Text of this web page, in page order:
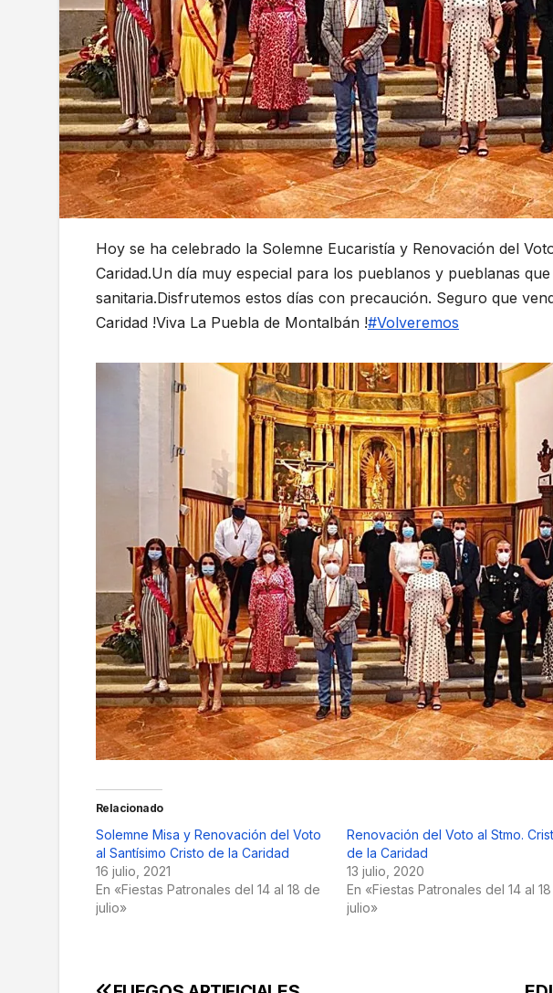
Hoy se ha celebrado la Solemne Eucaristía y Renovación del
Caridad.Un día muy especial para los pueblanos y pueblanas
sanitaria.Disfrutemos estos días con precaución. Seguro que
Caridad !Viva La Puebla de Montalbán !#Volveremos
Relacionado
Solemne Misa y Renovación del Voto
al Santísimo Cristo de la Caridad
16 julio, 2021
En «Fiestas Patronales del 14 al 18 de
julio»
Renovación del Voto al Stmo.
de la Caridad
13 julio, 2020
En «Fiestas Patronales del 14 al
julio»